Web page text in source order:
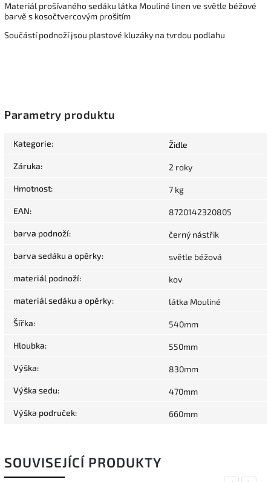
Materiál prošívaného sedáku látka Mouliné linen ve světle béžové
barvě s kosočtvercovým prošitím
Součástí podnoží jsou plastové kluzáky na tvrdou podlahu
Parametry produktu
Kategorie: Židle
Záruka: 2 roky
Hmotnost: 7 kg
EAN: 8720142320805
barva podnoží: černý nástřik
barva sedáku a opěrky: světle béžová
materiál podnoží: kov
materiál sedáku a opěrky: látka Mouliné
Šířka: 540mm
Hloubka: 550mm
Výška: 830mm
Výška sedu: 470mm
Výška područek: 660mm
SOUVISEJÍCÍ PRODUKTY